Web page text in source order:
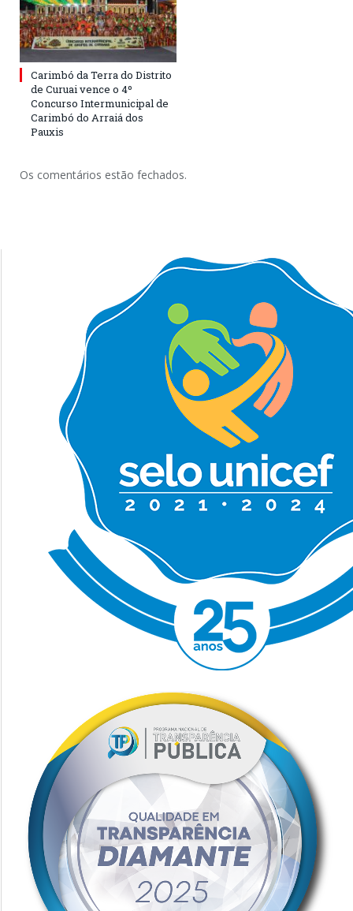
Carimbó da Terra do Distrito
de Curuai vence o 4º
Concurso Intermunicipal de
Carimbó do Arraiá dos
Pauxis
Os comentários estão fechados.